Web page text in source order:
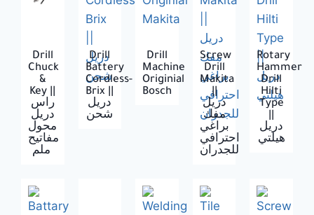
Drill
Chuck
‍&
Key ||
راس
دريل
محول
مفاتيح
ملم
Drill
Battery
Cordless-
Brix ||
دريل
شحن
Drill
Machine
Originial
Bosch
Screw
Drill
Makita
||
دريل
مفك
براغي
احترافي
للجدران
Rotary
Hammer
Drill
Hilti
Type
دريل
هيلتي